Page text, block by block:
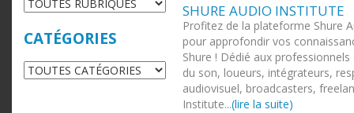
CATÉGORIES
SHURE AUDIO INSTITUTE
Profitez de la plateforme Shure
pour approfondir vos
Shure ! Dédié aux
du son, loueurs, intégrateurs,
audiovisuel, broadcasters,
Institute...(lire la suite)